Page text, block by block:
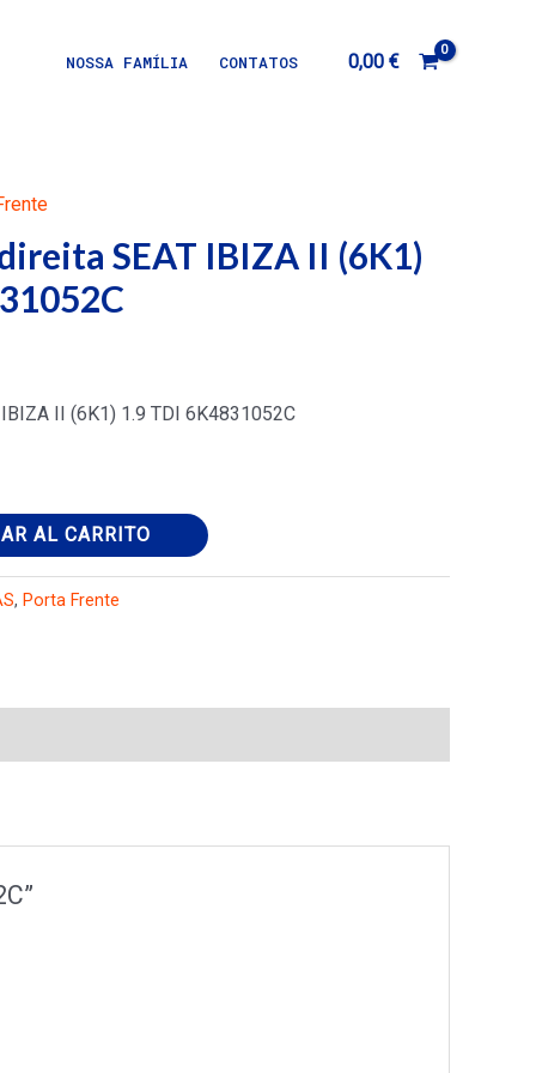
NOSSA FAMÍLIA CONTATOS 0,00 €
SEAT IBIZA II (6K1)
II (6K1) 1.9 TDI 6K4831052C
AL CARRITO
, Porta Frente